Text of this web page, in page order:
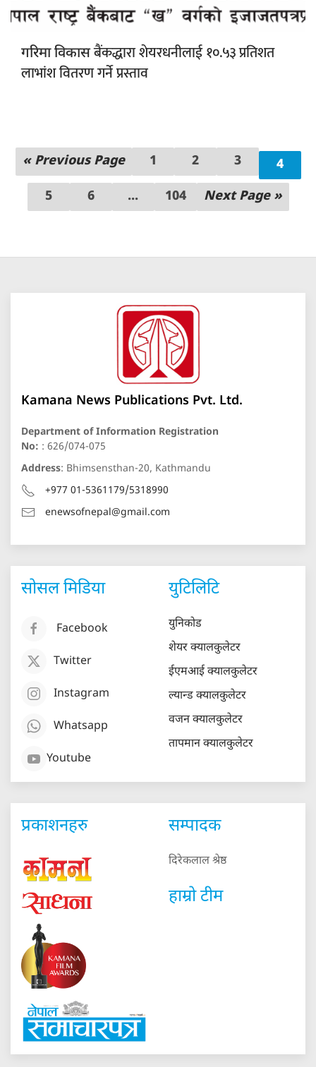
गरिमा विकासबैंकद्धारा शेयरधनीलाई १०.५३ प्रतिशत
लाभांश वितरण गर्ने प्रस्ताव
« Previous Page 1 2 3
4
5
6 ... 104 Next Page »
Kamana News Publications Pvt. Ltd.
Department of Information Registration
No: : 626/074-075
Address: Bhimsensthan-20, Kathmandu
+977 01-5361179/5318990
enewsofnepal@gmail.com
सोसल मिडिया
Facebook
Twitter
Instagram
Whatsapp
Youtube
युटिलिटि
युनिकोड
शेयर क्यालकुलेटर
ईएमआई क्यालकुलेटर
ल्यान्ड क्यालकुलेटर
वजन क्यालकुलेटर
तापमान क्यालकुलेटर
प्रकाशनहरु सम्पादक
दिरेकलाल श्रेष्ठ
हाम्रो टीम